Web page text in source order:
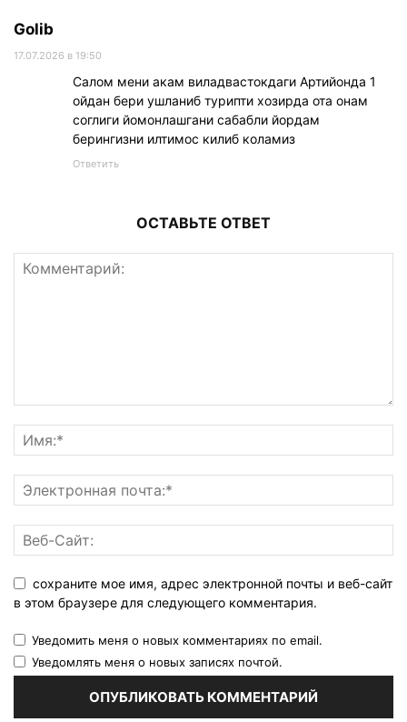
Golib
17.07.2026 в 19:50
Салом мени акам виладвастокдаги Артийонда 1
ойдан бери ушланиб турипти хозирда ота онам
соглиги йомонлашгани сабабли йордам
берингизни илтимос килиб коламиз
Ответить
ОСТАВЬТЕ ОТВЕТ
сохраните мое имя, адрес электронной почты и веб-сайт
в этом браузере для следующего комментария.
Уведомить меня о новых комментариях по email.
Уведомлять меня о новых записях почтой.